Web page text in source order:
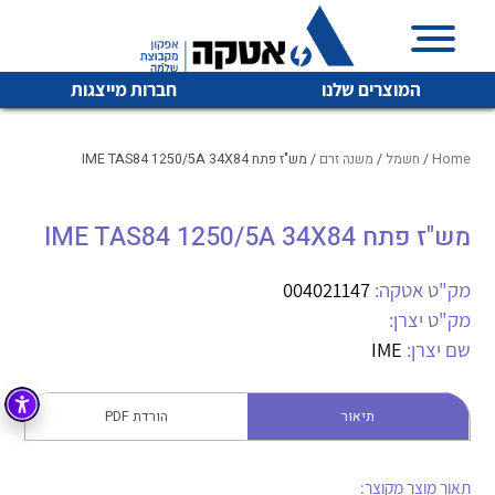
המוצרים שלנו חברות מייצגות
איכות | שרות | זמינות
והפצה של מוצרי
מיתוג, בקרה , ואינסטלציה חשמלית ופעילה ב7 תחומים:
חשמל
רובוטיקה ואוטומציה תעשייתית
Home
/ חשמל / משנה זרם / מש"ז פתח IME TAS84 1250/5A 34X84
מש"ז פתח IME TAS84 1250/5A 34X84
מק"ט אטקה: 004021147
מק"ט יצרן:
שם יצרן: IME
תיאור הורדת PDF
תאור מוצר מקוצר: